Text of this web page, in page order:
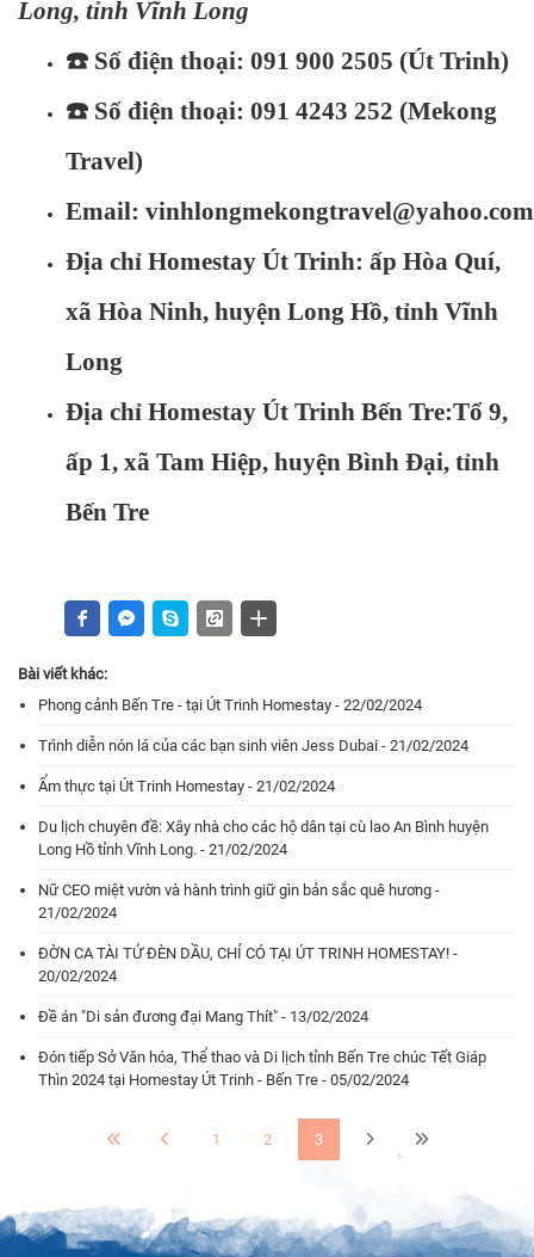
Long, tỉnh Vĩnh Long
☎️ Số điện thoại: 091 900 2505 (Út Trinh)
☎️ Số điện thoại: 091 4243 252 (Mekong
Travel)
Email: vinhlongmekongtravel@yahoo.com
Địa chỉ Homestay Út Trinh: ấp Hòa Quí,
xã Hòa Ninh, huyện Long Hồ, tỉnh Vĩnh
Long
Địa chỉ Homestay Út Trinh Bến Tre:Tổ 9,
ấp 1, xã Tam Hiệp, huyện Bình Đại, tỉnh
Bến Tre
Bài viết khác:
Phong cảnh Bến Tre - tại Út Trinh Homestay - 22/02/2024
Trình diễn nón lá của các bạn sinh viên Jess Dubai - 21/02/2024
Ẩm thực tại Út Trinh Homestay - 21/02/2024
Du lịch chuyên đề: Xây nhà cho các hộ dân tại cù lao An Bình huyện
Long Hồ tỉnh Vĩnh Long. - 21/02/2024
Nữ CEO miệt vườn và hành trình giữ gìn bản sắc quê hương -
21/02/2024
ĐỜN CA TÀI TỬ ĐÈN DẦU, CHỈ CÓ TẠI ÚT TRINH HOMESTAY! -
20/02/2024
Đề án "Di sản đương đại Mang Thít" - 13/02/2024
Đón tiếp Sở Văn hóa, Thể thao và Di lịch tỉnh Bến Tre chúc Tết Giáp
Thìn 2024 tại Homestay Út Trinh - Bến Tre - 05/02/2024
1 2 3